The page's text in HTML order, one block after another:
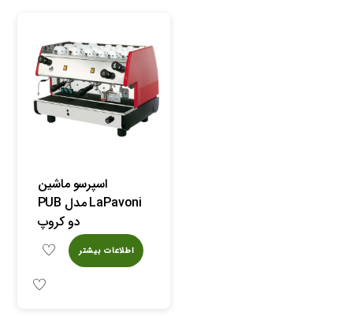
اسپرسو ماشین
LaPavoni مدل PUB
دو کروپ
اطلاعات بیشتر